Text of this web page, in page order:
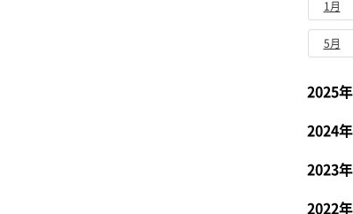
1月
5月
2025年
2024年
2023年
2022年